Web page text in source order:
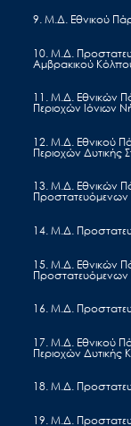
9. Μ.Δ. Εθνικού
10. Μ.Δ.
Αμβρακικού
11. Μ.Δ. Εθνικών
Περιοχών Ιόνιων
12. Μ.Δ. Εθνικού
Περιοχών Δυτικής
13. Μ.Δ. Εθνικών
Προστατευόμενων
14. Μ.Δ.
15. Μ.Δ. Εθνικών
16. Μ.Δ.
17. Μ.Δ. Εθνικού
Περιοχών Δυτικής
18. Μ.Δ.
19. Μ.Δ.
Νέα,
ΣΧΕΔΙΑΣ!
Ο Οργανισμός
ταξιδεύει και το
“σχεδία”.
Στο τεύχος 116